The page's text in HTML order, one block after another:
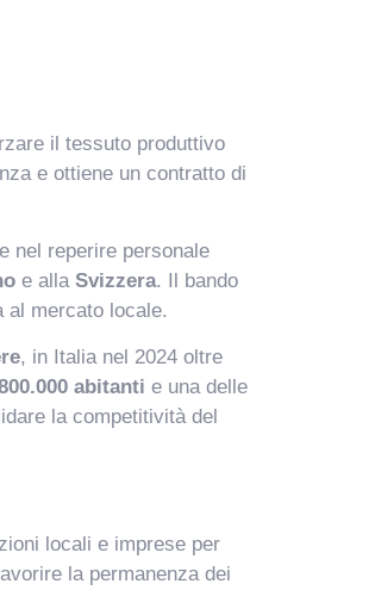
il tessuto produttivo
e ottiene un contratto di
nel reperire personale
e alla Svizzera. Il bando
al mercato locale.
, in Italia nel 2024 oltre
abitanti e una delle
la competitività del
locali e imprese per
la permanenza dei